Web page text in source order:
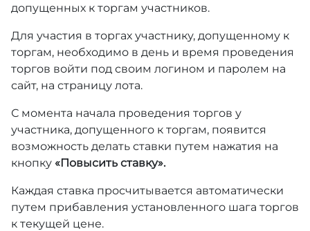
допущенных к торгам участников.
Для участия в торгах участнику, допущенному к
торгам, необходимо в день и время проведения
торгов войти под своим логином и паролем на
сайт, на страницу лота.
С момента начала проведения торгов у
участника, допущенного к торгам, появится
возможность делать ставки путем нажатия на
кнопку «Повысить ставку».
Каждая ставка просчитывается автоматически
путем прибавления установленного шага торгов
к текущей цене.